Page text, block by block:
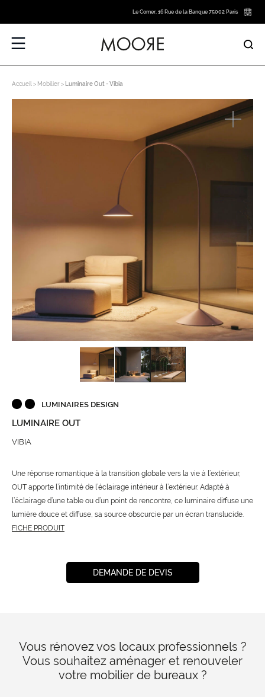
Le Corner, 16 Rue de la Banque 75002 Paris
Accueil Mobilier Luminaire Out - Vibia
LUMINAIRES DESIGN
LUMINAIRE OUT
VIBIA
Une réponse romantique à la transition globale vers la vie à l’extérieur,
OUT apporte l’intimité de l’éclairage intérieur à l’extérieur. Adapté à
l’éclairage d’une table ou d’un point de rencontre, ce luminaire diffuse une
lumière douce et diffuse, sa source obscurcie par un écran translucide.
FICHE PRODUIT
DEMANDE DE DEVIS
Vous rénovez vos locaux professionnels ?
Vous souhaitez aménager et renouveler
votre mobilier de bureaux ?